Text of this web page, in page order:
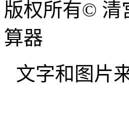
版权所有© 清
算器
文字和图片